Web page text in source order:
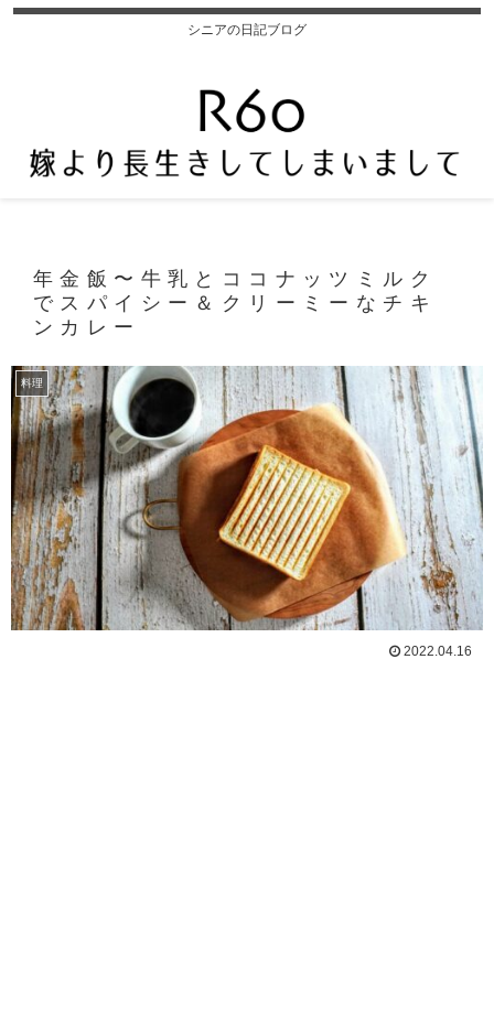
シニアの日記ブログ
年金飯〜牛乳とココナッツミルク
でスパイシー＆クリーミーなチキ
ンカレー
料理
2022.04.16